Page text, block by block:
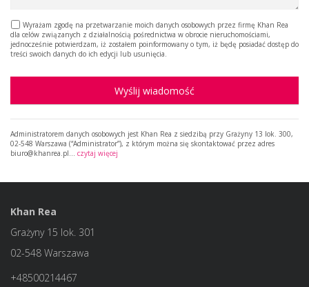
Wyrażam zgodę na przetwarzanie moich danych osobowych przez firmę Khan Rea
dla celów związanych z działalnością pośrednictwa w obrocie nieruchomościami,
jednocześnie potwierdzam, iż zostałem poinformowany o tym, iż będę posiadać dostęp do
treści swoich danych do ich edycji lub usunięcia.
Wyślij wiadomość
Administratorem danych osobowych jest Khan Rea z siedzibą przy Grażyny 13 lok. 300,
02-548 Warszawa (“Administrator”), z którym można się skontaktować przez adres
biuro@khanrea.pl… czytaj więcej
Khan Rea
Grażyny 15 lok. 301
02-548 Warszawa
+48500214467